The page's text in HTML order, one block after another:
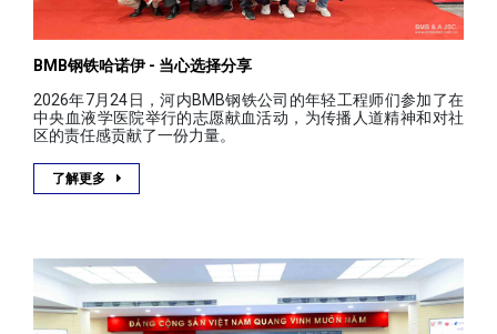
BMB钢铁哈诺伊 - 当心选择分享
2026年7月24日，河内BMB钢铁公司的年轻工程师们参加了在
中央血液学医院举行的志愿献血活动，为传播人道精神和对社
区的责任感贡献了一份力量。
了解更多